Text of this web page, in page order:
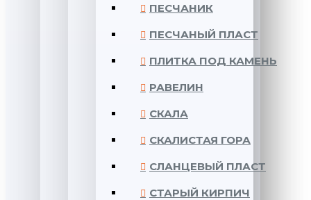
ПЕСЧАНИК
ПЕСЧАНЫЙ ПЛАСТ
ПЛИТКА ПОД КАМЕНЬ
РАВЕЛИН
СКАЛА
СКАЛИСТАЯ ГОРА
СЛАНЦЕВЫЙ ПЛАСТ
СТАРЫЙ КИРПИЧ